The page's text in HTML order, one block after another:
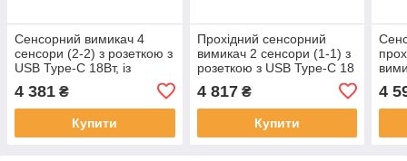
Сенсорний вимикач 4
сенсори (2-2) з розеткою з
USB Type-C 18Вт, із
LIVOLO білий скло
4 381 ₴
Купити
Прохідний сенсорний
вимикач 2 сенсори (1-1) з
розеткою з USB Type-C 18
Вт, заземлення, LIVOLO
білий скло
4 817₴
Купити
4